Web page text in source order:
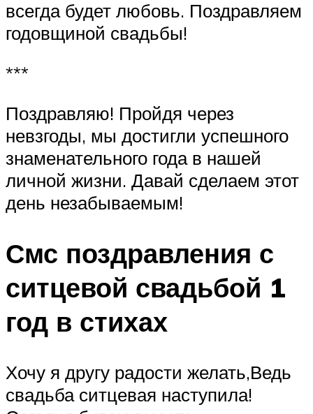
всегда будет любовь. Поздравляем
годовщиной свадьбы!
***
Поздравляю! Пройдя через
невзгоды, мы достигли успешного
знаменательного года в нашей
личной жизни. Давай сделаем этот
день незабываемым!
Смс поздравления с
ситцевой свадьбой 1
год в стихах
Хочу я другу радости желать,Ведь
свадьба ситцевая наступила!